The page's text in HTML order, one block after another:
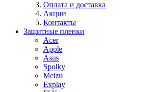
Оплата и доставка
Акции
Контакты
Защитные пленки
Acer
Apple
Asus
Spolky
Meizu
Explay